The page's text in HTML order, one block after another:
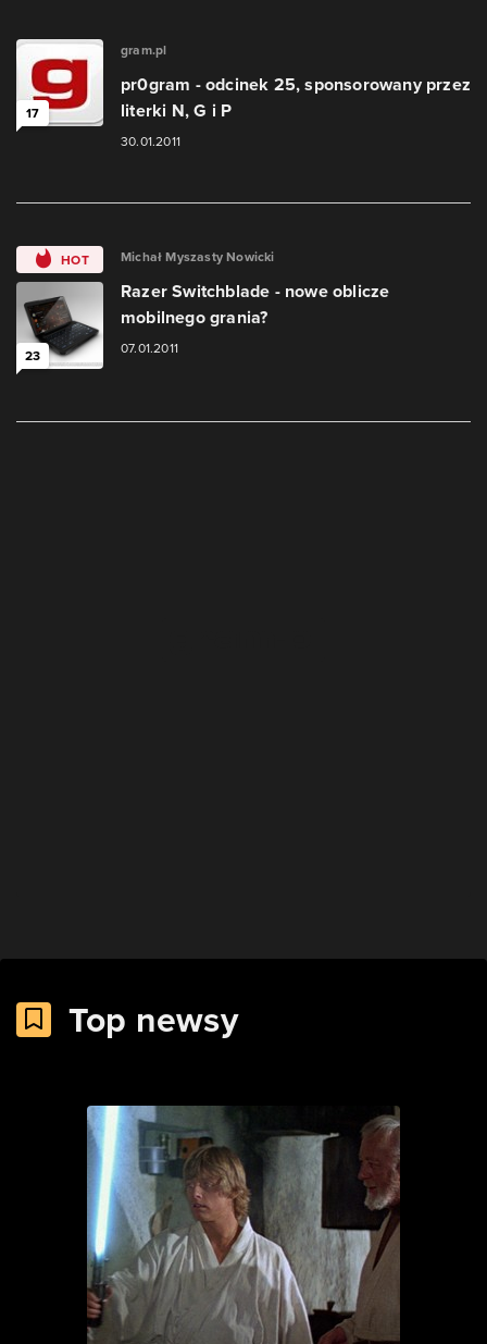
17
gram.pl
pr0gram - odcinek 25, sponsorowany przez
literki N, G i P
30.01.2011
HOT
23
Michał Myszasty Nowicki
Razer Switchblade - nowe oblicze
mobilnego grania?
07.01.2011
Top newsy